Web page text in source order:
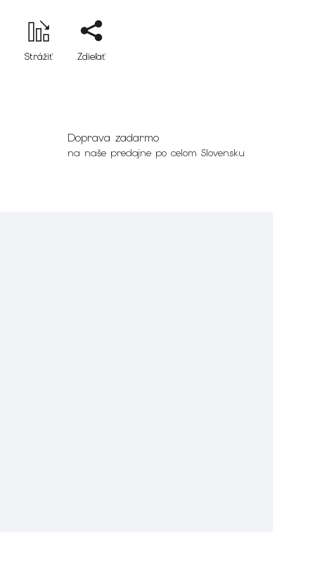
Strážiť Zdieľať
Doprava zadarmo
na naše predajne po celom Slovensku